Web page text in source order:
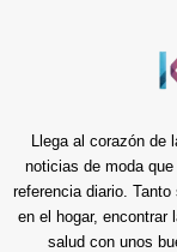
Llega al corazón
noticias de moda
referencia diario.
en el hogar, encontrar
salud con unos